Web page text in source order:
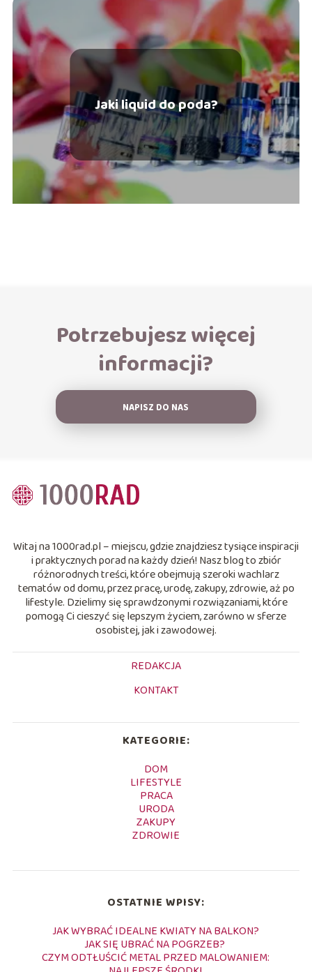
Jaki liquid do poda?
Potrzebujesz więcej
informacji?
NAPISZ DO NAS
Witaj na 1000rad.pl – miejscu, gdzie znajdziesz tysiące inspiracji
i praktycznych porad na każdy dzień! Nasz blog to zbiór
różnorodnych treści, które obejmują szeroki wachlarz
tematów od domu, przez pracę, urodę, zakupy, zdrowie, aż po
lifestyle. Dzielimy się sprawdzonymi rozwiązaniami, które
pomogą Ci cieszyć się lepszym życiem, zarówno w sferze
osobistej, jak i zawodowej.
REDAKCJA
KONTAKT
KATEGORIE:
DOM
LIFESTYLE
PRACA
URODA
ZAKUPY
ZDROWIE
OSTATNIE WPISY:
JAK WYBRAĆ IDEALNE KWIATY NA BALKON?
JAK SIĘ UBRAĆ NA POGRZEB?
CZYM ODTŁUŚCIĆ METAL PRZED MALOWANIEM: